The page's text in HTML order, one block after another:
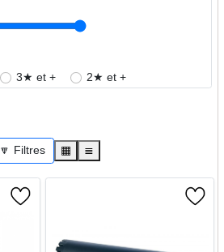
3★ et + 2★ et +
🔽 Filtres ▦ ≣